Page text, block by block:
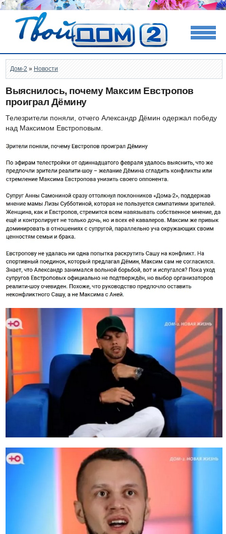
Дом-2 » Новости
Выяснилось, почему Максим Евстропов
проиграл Дёмину
Телезрители поняли, отчего Александр Дёмин одержал победу
над Максимом Евстроповым.